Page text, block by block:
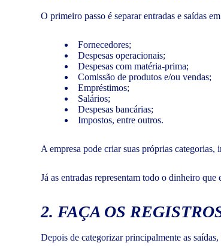
O primeiro passo é separar entradas e saídas
Fornecedores;
Despesas operacionais;
Despesas com matéria-prima;
Comissão de produtos e/ou vendas;
Empréstimos;
Salários;
Despesas bancárias;
Impostos, entre outros.
A empresa pode criar suas próprias
Já as entradas representam todo o dinheiro
2. FAÇA OS
Depois de categorizar principalmente as